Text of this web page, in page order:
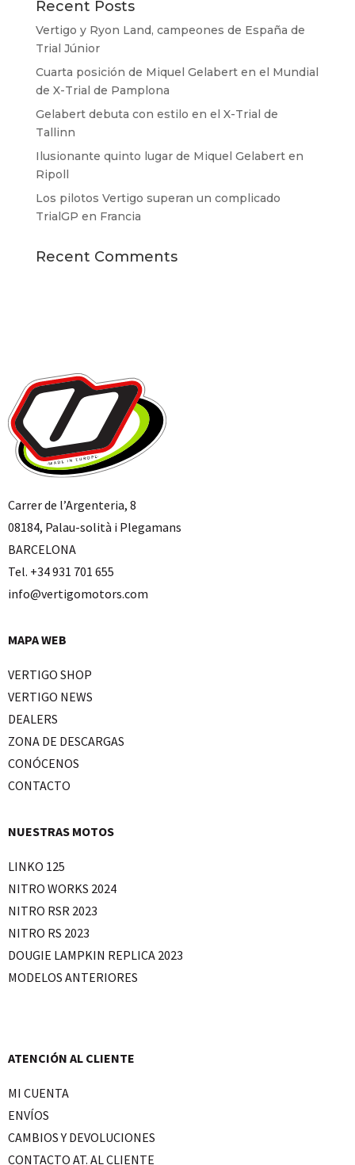
Recent Posts
Vertigo y Ryon Land, campeones de España de
Trial Júnior
Cuarta posición de Miquel Gelabert en el Mundial
de X-Trial de Pamplona
Gelabert debuta con estilo en el X-Trial de
Tallinn
Ilusionante quinto lugar de Miquel Gelabert en
Ripoll
Los pilotos Vertigo superan un complicado
TrialGP en Francia
Recent Comments
Carrer de l’Argenteria, 8
08184, Palau-solità i Plegamans
BARCELONA
Tel. +34 931 701 655
info@vertigomotors.com
MAPA WEB
VERTIGO SHOP
VERTIGO NEWS
DEALERS
ZONA DE DESCARGAS
CONÓCENOS
CONTACTO
NUESTRAS MOTOS
LINKO 125
NITRO WORKS 2024
NITRO RSR 2023
NITRO RS 2023
DOUGIE LAMPKIN REPLICA 2023
MODELOS ANTERIORES
ATENCIÓN AL CLIENTE
MI CUENTA
ENVÍOS
CAMBIOS Y DEVOLUCIONES
CONTACTO AT. AL CLIENTE